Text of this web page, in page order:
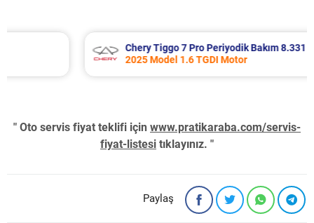
Chery Tiggo 7 Pro Periyodik Bakım 8.331 TL
2025 Model 1.6 TGDI Motor
" Oto servis fiyat teklifi için www.pratikaraba.com/servis-
fiyat-listesi tıklayınız. "
Paylaş